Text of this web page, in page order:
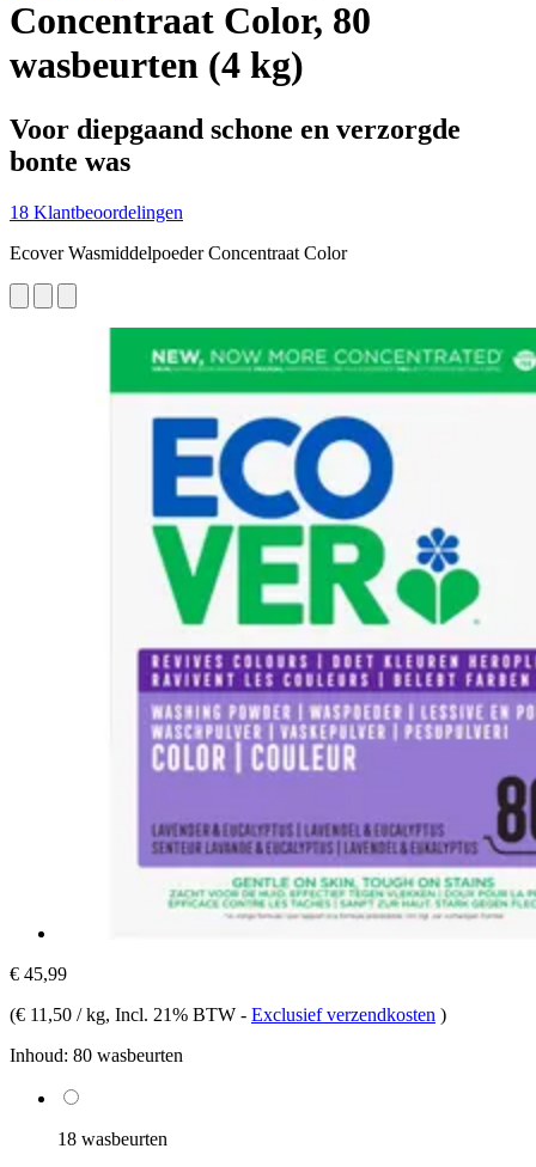
Concentraat Color, 80
wasbeurten (4 kg)
Voor diepgaand schone en verzorgde
bonte was
18 Klantbeoordelingen
Ecover Wasmiddelpoeder Concentraat Color
€ 45,99
(€ 11,50 / kg, Incl. 21% BTW - Exclusief verzendkosten )
Inhoud: 80 wasbeurten
18 wasbeurten